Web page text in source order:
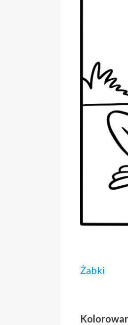
Żabki